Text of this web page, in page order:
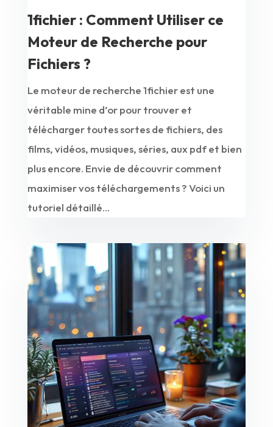
1fichier : Comment Utiliser ce
Moteur de Recherche pour
Fichiers ?
Le moteur de recherche 1fichier est une
véritable mine d’or pour trouver et
télécharger toutes sortes de fichiers, des
films, vidéos, musiques, séries, aux pdf et bien
plus encore. Envie de découvrir comment
maximiser vos téléchargements ? Voici un
tutoriel détaillé...